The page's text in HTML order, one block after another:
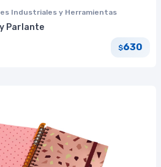
Industriales y Herramientas
Parlante
$630